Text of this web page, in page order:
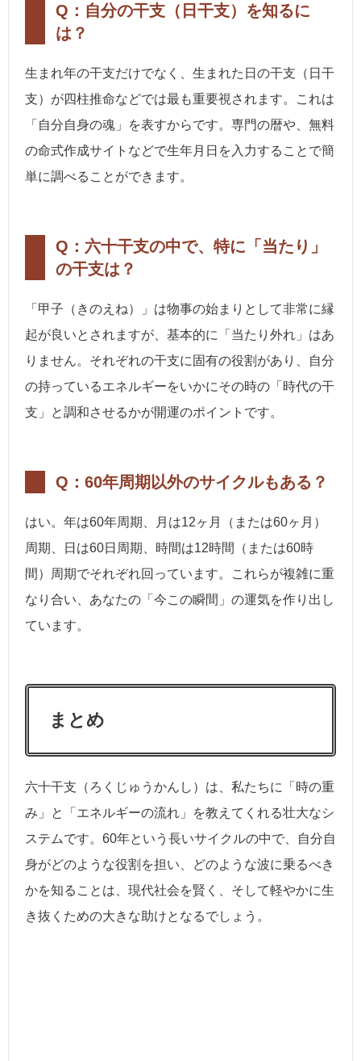
Q：自分の干支（日干支）を知るに
は？
生まれ年の干支だけでなく、生まれた日の干支（日干
支）が四柱推命などでは最も重要視されます。これは
「自分自身の魂」を表すからです。専門の暦や、無料
の命式作成サイトなどで生年月日を入力することで簡
単に調べることができます。
Q：六十干支の中で、特に「当たり」
の干支は？
「甲子（きのえね）」は物事の始まりとして非常に縁
起が良いとされますが、基本的に「当たり外れ」はあ
りません。それぞれの干支に固有の役割があり、自分
の持っているエネルギーをいかにその時の「時代の干
支」と調和させるかが開運のポイントです。
Q：60年周期以外のサイクルもある？
はい。年は60年周期、月は12ヶ月（または60ヶ月）
周期、日は60日周期、時間は12時間（または60時
間）周期でそれぞれ回っています。これらが複雑に重
なり合い、あなたの「今この瞬間」の運気を作り出し
ています。
まとめ
六十干支（ろくじゅうかんし）は、私たちに「時の重
み」と「エネルギーの流れ」を教えてくれる壮大なシ
ステムです。60年という長いサイクルの中で、自分自
身がどのような役割を担い、どのような波に乗るべき
かを知ることは、現代社会を賢く、そして軽やかに生
き抜くための大きな助けとなるでしょう。